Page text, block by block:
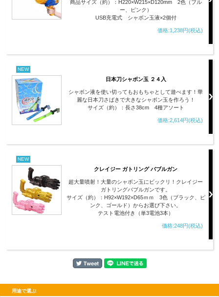
商品サイズ（約）：H220×W215×D120mm 2色（ブル
ー、ピンク）
USB充電式 シャボン玉液×2個付
価格:1,238円(税込)
NEW
日本刀シャボン玉 ２４入
シャボン液を使い切ってもおもちゃとして遊べます！華
麗な日本刀さばきで大きなシャボン玉を作ろう！
サイズ（約）：長さ38cm 4種アソート
価格:2,614円(税込)
NEW
クレイジー ガトリング バブルガン
超大量噴射！大量のシャボン玉にビックリ！クレイジー
ガトリングバブルガンです。
サイズ（約）：H92×W192×D65ｍｍ 3色（ブラック、ピ
ンク、ゴールド）からお選び下さい。
テスト電池付き（単3電池3本）
価格:248円(税込)
用途で選ぶ